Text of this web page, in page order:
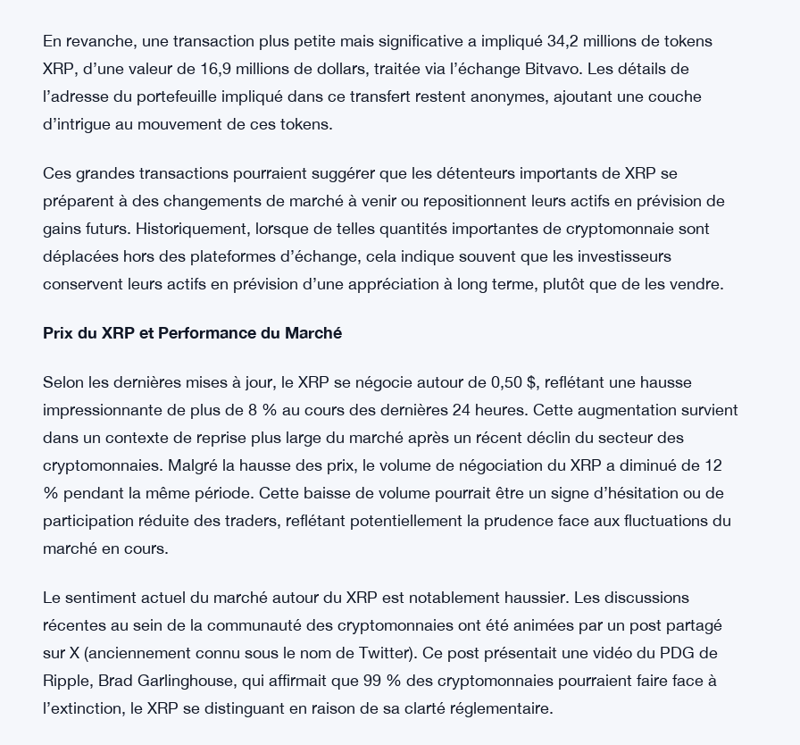
En revanche, une transaction plus petite mais significative a impliqué 34,2 millions de tokens
XRP, d’une valeur de 16,9 millions de dollars, traitée via l’échange Bitvavo. Les détails de
l’adresse du portefeuille impliqué dans ce transfert restent anonymes, ajoutant une couche
préparent à des changements de marché à venir ou repositionnent leurs actifs en prévision de
gains futurs. Historiquement, lorsque de telles quantités importantes de cryptomonnaie sont
déplacées hors des plateformes d’échange, cela indique souvent que les investisseurs
conservent leurs actifs en prévision d’une appréciation à long terme, plutôt que de les vendre.
Prix du XRP et Performance du Marché
impressionnante de plus de 8 % au cours des dernières 24 heures. Cette augmentation survient
dans un contexte de reprise plus large du marché après un récent déclin du secteur des
cryptomonnaies. Malgré la hausse des prix, le volume de négociation du XRP a diminué de 12
% pendant la même période. Cette baisse de volume pourrait être un signe d’hésitation ou de
participation réduite des traders, reflétant potentiellement la prudence face aux fluctuations du